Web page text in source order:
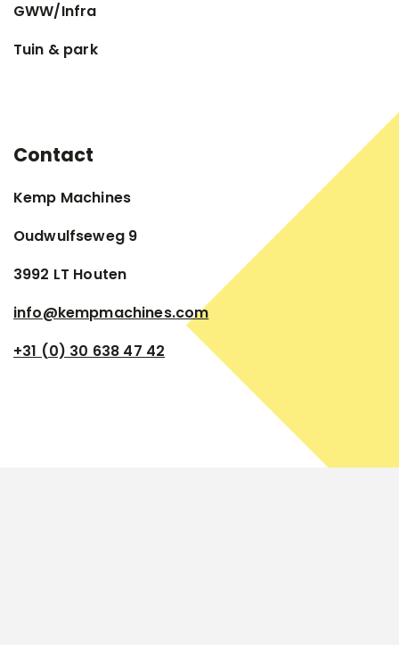
GWW/Infra
Tuin & park
Contact
Kemp Machines
Oudwulfseweg 9
3992 LT Houten
info@kempmachines.com
+31 (0) 30 638 47 42